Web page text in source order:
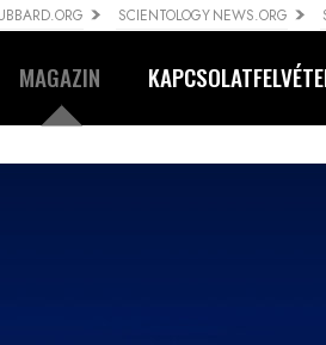
SCIENTOLOGY NEWS.ORG
MAGAZIN